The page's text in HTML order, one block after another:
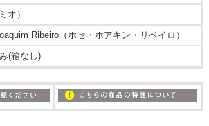
オ）
Ribeiro（ホセ・ホアキン・リベイロ）
(箱なし)